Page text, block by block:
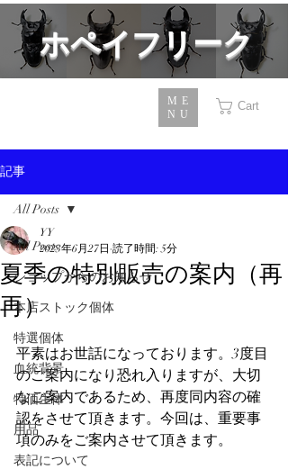
​ホペイフリーク
ME
NU
Cart
記事
All Posts
ショップからのお知らせ
本店ストック個体
特選個体
血統背景
特価生体
用品
表記について
All Posts
夏季の特別販売の案内（再
再）
YY
2023年6月27日 読了時間: 5分
平素はお世話になっております。3度目
のご案内になり恐れ入りますが、大切
なご案内であるため、再度同内容の確
認をさせて頂きます。今回は、重要事
項のみをご案内させて頂きます。